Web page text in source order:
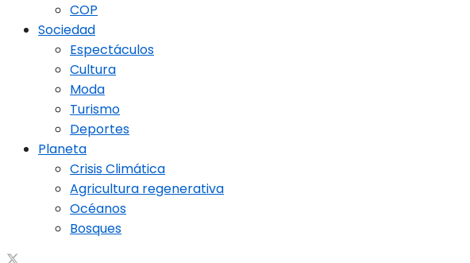
COP
Sociedad
Espectáculos
Cultura
Moda
Turismo
Deportes
Planeta
Crisis Climática
Agricultura regenerativa
Océanos
Bosques